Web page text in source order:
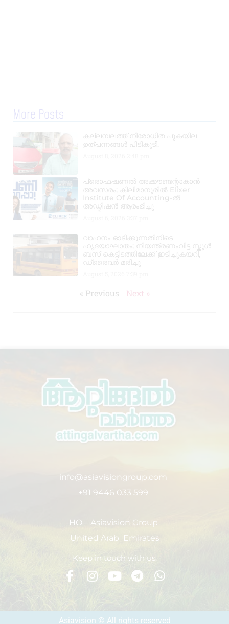
More Posts
കല്ലമ്പലത്ത് നിരോധിത പുകയില
ഉത്പന്നങ്ങൾ പിടികൂടി.
പ്രൊഫഷണൽ അക്കൗണ്ടന്റാകാൻ
അവസരം; കിലിമാനൂരിൽ Elixer
Institute Of Accounting-ൽ
അഡ്മിഷൻ ആരംഭിച്ചു
വാഹനം ഓടിക്കുന്നതിനിടെ
ഹൃദയാഘാതം; നിയന്ത്രണംവിട്ട സ്കൂൾ
ബസ് കെട്ടിടത്തിലേക്ക് ഇടിച്ചുകയറി,
ഡ്രൈവർ മരിച്ചു
« Previous Next »
info@asiavisiongroup.com
+91 9446 033 599
HO – Asiavision Group
United Arab Emirates
Keep in touch with us.
Asiavision © All rights reserved